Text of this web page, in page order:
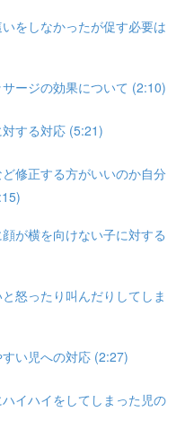
をしなかったが促す必要は
ージの効果について (2:10)
する対応 (5:21)
修正する方がいいのか自分
が横を向けない子に対する
怒ったり叫んだりしてしま
い児への対応 (2:27)
イハイをしてしまった児の